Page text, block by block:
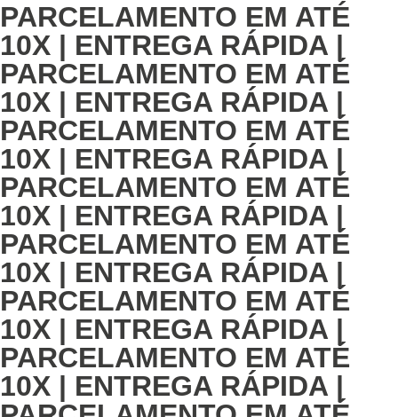
PARCELAMENTO EM ATÉ
10X | ENTREGA RÁPIDA |
PARCELAMENTO EM ATÉ
10X | ENTREGA RÁPIDA |
PARCELAMENTO EM ATÉ
10X | ENTREGA RÁPIDA |
PARCELAMENTO EM ATÉ
10X | ENTREGA RÁPIDA |
PARCELAMENTO EM ATÉ
10X | ENTREGA RÁPIDA |
PARCELAMENTO EM ATÉ
10X | ENTREGA RÁPIDA |
PARCELAMENTO EM ATÉ
10X | ENTREGA RÁPIDA |